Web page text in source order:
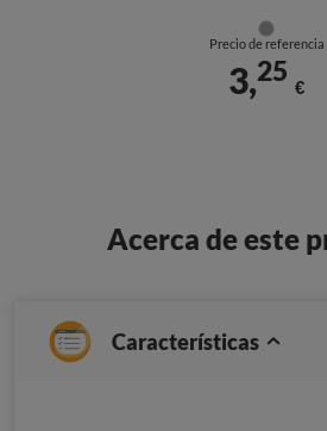
Precio de referencia
3,25
€
Acerca de este
Características